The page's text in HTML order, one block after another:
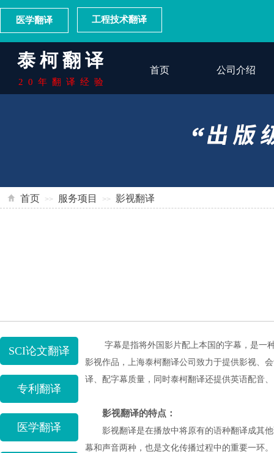
翻译协会会员单位
泰柯翻译
20年翻译经验
工程技术翻译
医学翻译
泰柯翻译 首页 公司介绍
20年翻译经验
首页 >> 服务项目 >> 影视翻译
SCI论文翻译
字幕是指将外国影片配上本国的字幕，是一
影视作品，上海泰柯翻译公司致力于提供影视、
译、配字幕质量，同时泰柯翻译还提供英语配音
影视翻译的特点：
影视翻译是在播放中将原有的语种翻译成其他
幕和声音两种，也是文化传播过程中的重要一环。
专利翻译
医学翻译